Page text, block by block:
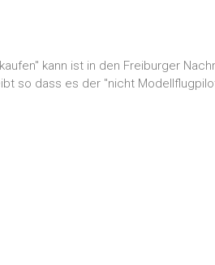
kann ist in den Freiburger
so dass es der "nicht